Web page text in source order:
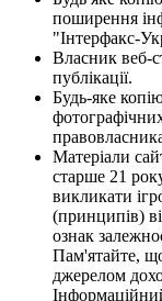
поширення
"Інтерфакс-
Власник веб-
публікації.
Будь-яке
Матеріали
старше 21
викликати
(принципів)
ознак
Пам'ятайте,
джерелом